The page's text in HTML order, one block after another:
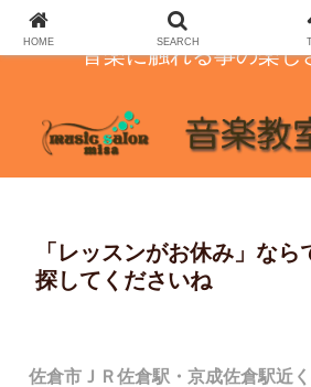
音楽に触れる事の楽し
「レッスンがお休み」なら
探してくださいね
佐倉市ＪＲ佐倉駅・京成佐倉駅近
HOME SEARCH